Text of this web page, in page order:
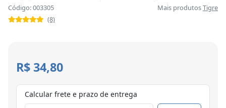
Código: 003305 Mais produtosTigre
(8)
R$ 34,80
Calcular frete e prazo de entrega